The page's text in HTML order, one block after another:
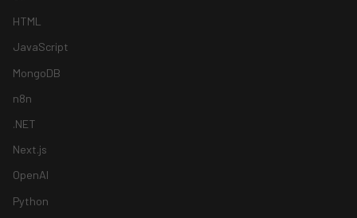
HTML
JavaScript
MongoDB
n8n
.NET
Next.js
OpenAI
Python